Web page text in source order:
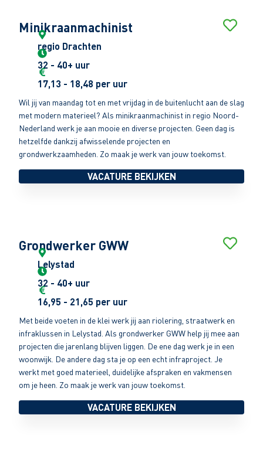
Minikraanmachinist
regio Drachten
32 - 40+ uur
17,13 - 18,48 per uur
Wil jij van maandag tot en met vrijdag in de buitenlucht aan de slag
met modern materieel? Als minikraanmachinist in regio Noord-
Nederland werk je aan mooie en diverse projecten. Geen dag is
hetzelfde dankzij afwisselende projecten en
grondwerkzaamheden. Zo maak je werk van jouw toekomst.
VACATURE BEKIJKEN
Grondwerker GWW
Lelystad
32 - 40+ uur
16,95 - 21,65 per uur
Met beide voeten in de klei werk jij aan riolering, straatwerk en
infraklussen in Lelystad. Als grondwerker GWW help jij mee aan
projecten die jarenlang blijven liggen. De ene dag werk je in een
woonwijk. De andere dag sta je op een echt infraproject. Je
werkt met goed materieel, duidelijke afspraken en vakmensen
om je heen. Zo maak je werk van jouw toekomst.
VACATURE BEKIJKEN